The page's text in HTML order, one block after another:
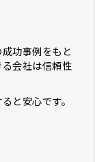
功事例をもと
会社は信頼性
と安心です。